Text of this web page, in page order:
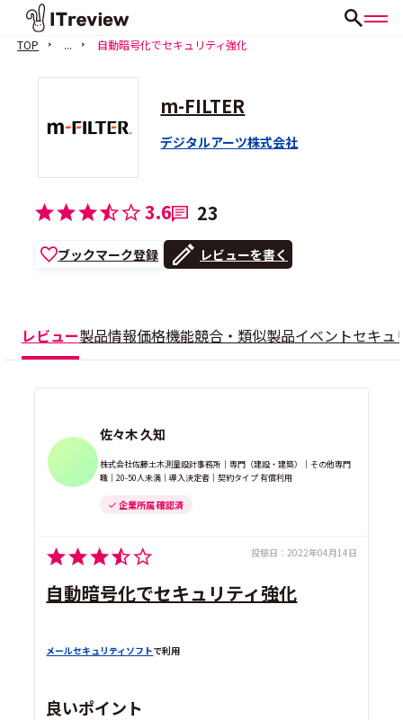
TOP ... 自動暗号化でセキュリティ強化
m-FILTER
デジタルアーツ株式会社
3.6 23
ブックマーク登録 レビューを書く
レビュー製品情報価格機能競合・類似製品イベントセキュ
佐々木 久知
株式会社佐藤土木測量設計事務所｜専門（建設・建築）｜その他専門
職｜20-50人未満｜導入決定者｜契約タイプ 有償利用
企業所属 確認済
投稿日： 2022年04月14日
自動暗号化でセキュリティ強化
メールセキュリティソフトで利用
良いポイント